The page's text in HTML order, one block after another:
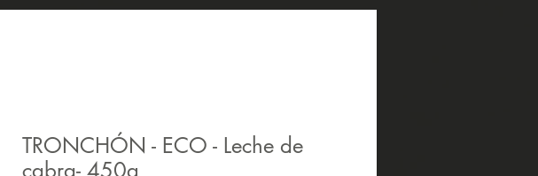
TRONCHÓN - ECO - Leche de
cabra- 450g